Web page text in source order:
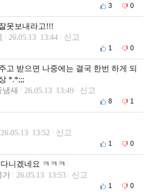
3 0
못보내라고!!!
26.05.13 13:44 신고
1 0
고 받으면 나중에는 결국 한번 하게 되
*.*;;;
새
26.05.13 13:49 신고
8 1
26.05.13 13:52 신고
1 0
니겠네요 ㅋㅋㅋ
가
26.05.13 13:53 신고
1 0